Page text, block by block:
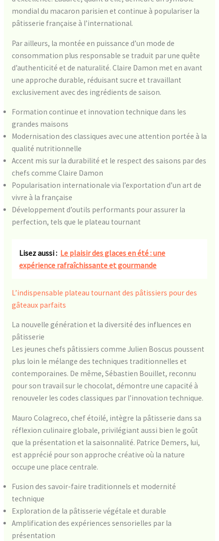
mondial du macaron parisien et continue à populariser la
pâtisserie française à l’international.
Par ailleurs, la montée en puissance d’un mode de
consommation plus responsable se traduit par une quête
d’authenticité et de naturalité. Claire Damon met en avant
une approche durable, réduisant sucre et travaillant
exclusivement avec des ingrédients de saison.
Formation continue et innovation technique dans les
grandes maisons
Modernisation des classiques avec une attention portée à la
qualité nutritionnelle
Accent mis sur la durabilité et le respect des saisons par des
chefs comme Claire Damon
Popularisation internationale via l’exportation d’un art de
vivre à la française
Développement d’outils performants pour assurer la
perfection, tels que le plateau tournant
Lisez aussi : Le plaisir des glaces en été : une
expérience rafraîchissante et gourmande
L’indispensable plateau tournant des pâtissiers pour des
gâteaux parfaits
La nouvelle génération et la diversité des influences en
pâtisserie
Les jeunes chefs pâtissiers comme Julien Boscus poussent
plus loin le mélange des techniques traditionnelles et
contemporaines. De même, Sébastien Bouillet, reconnu
pour son travail sur le chocolat, démontre une capacité à
renouveler les codes classiques par l’innovation technique.
Mauro Colagreco, chef étoilé, intègre la pâtisserie dans sa
réflexion culinaire globale, privilégiant aussi bien le goût
que la présentation et la saisonnalité. Patrice Demers, lui,
est apprécié pour son approche créative où la nature
occupe une place centrale.
Fusion des savoir-faire traditionnels et modernité
technique
Exploration de la pâtisserie végétale et durable
Amplification des expériences sensorielles par la
présentation